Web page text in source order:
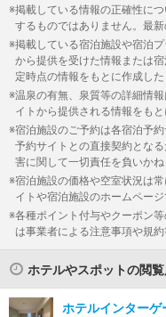
掲載している情報の正確性に
するものではありません。最
掲載している宿泊施設や宿泊
から提供を受けた情報または
定時点の情報をもとに作成した
温泉の有無、泉質等の詳細情
イトから提供される情報をもと
宿泊施設のご予約は各宿泊予
予約サイトとの直接契約とな
害に関して一切責任を負いかね
宿泊施設の価格や空室状況は
イトや宿泊施設のホームペー
各種ポイント付与やクーポン
は事業者による注意事項や規
ホテルやスポットの閲
ホテルインターゲ